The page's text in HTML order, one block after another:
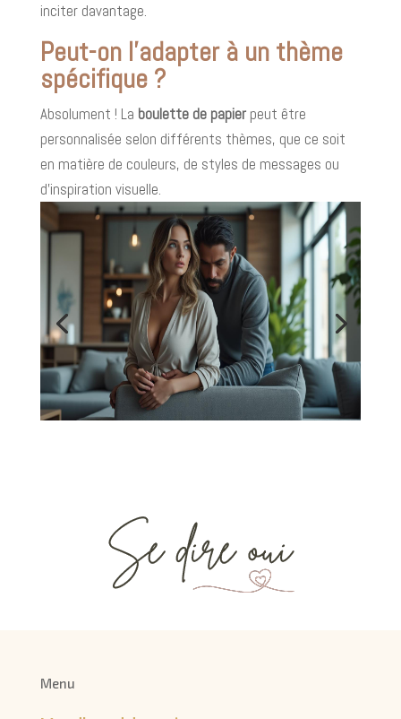
inciter davantage.
Peut-on l'adapter à un thème
spécifique ?
Absolument ! La boulette de papierpeut être
personnalisée selon différents thèmes, que ce soit
en matière de couleurs, de styles de messages ou
d’inspiration visuelle.
Menu